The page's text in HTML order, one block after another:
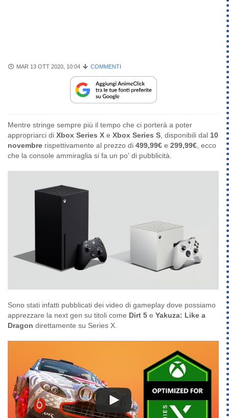
MAR 13 OTT 2020, 10:04 COMMENTI
Mentre stringe sempre più il tempo che ci porterà a poter
appropriarci di Xbox Series X e Xbox Series S, disponibili dal 10
novembre rispettivamente al prezzo di 499,99€ e 299,99€, ecco
che la console ammiraglia si fa un po' di pubblicità.
Sono stati infatti pubblicati dei video di gameplay dove possiamo
apprezzare la next gen su titoli come Dirt 5 e Yakuza: Like a
Dragon direttamente su Series X.